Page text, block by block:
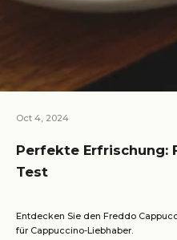
Oct 4, 2024
Perfekte Erfrischung:
Test
Entdecken Sie den Freddo
für Cappuccino-Liebhaber.